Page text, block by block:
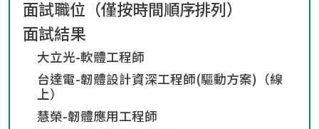
面試職位（僅按時間順序排列）
面試結果
大立光-軟體工程師
台達電-韌體設計資深工程師(驅動方案)（線
上）
慧榮-韌體應用工程師